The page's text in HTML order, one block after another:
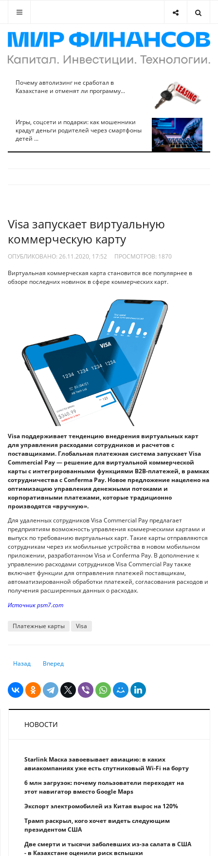
Почему автолизинг не сработал в
Казахстане и отменят ли программу...
Игры, соцсети и подарки: как мошенники
крадут деньги родителей через смартфоны
детей ...
Visa запускает виртуальную
коммерческую карту
ОПУБЛИКОВАНО: 26.11.2020, 17:52 ПРОСМОТРОВ: 1870
Виртуальная коммерческая карта становится все популярнее в
обзоре последних новинок в сфере коммерческих карт.
Visa поддерживает тенденцию внедрения виртуальных карт
для управления расходами сотрудников и расчетов с
поставщиками. Глобальная платежная система запускает Visa
Commercial Pay — решение для виртуальной коммерческой
карты с интегрированными функциями B2B-платежей, в рамках
сотрудничества с Conferma Pay. Новое предложение нацелено на
оптимизацию управления денежными потоками и
корпоративными платежами, которые традиционно
производятся «вручную».
Для удаленных сотрудников Visa Commercial Pay предлагает
предприятиям возможность управления коммерческими картами и
выпуск по требованию виртуальных карт. Такие карты отправляются
сотрудникам через их мобильные устройства в новом мобильном
приложении, разработанном Visa и Conferma Pay. В дополнение к
управлению расходами сотрудников Visa Commercial Pay также
включает функции для отправления платежей поставщикам,
автоматизированной обработки платежей, согласования расходов и
получения расширенных данных о расходах.
Источник psm7.com
Платежные карты Visa
Предыдущий: Евросоюз и США впервые за 20 лет взаимно снизят
Назад Следующий: Tesla начнет выпускать зарядные станции для
Вперед
НОВОСТИ
Starlink Маска завоевывает авиацию: в каких
авиакомпаниях уже есть спутниковый Wi-Fi на борту
6 млн загрузок: почему пользователи переходят на
этот навигатор вместо Google Maps
Экспорт электромобилей из Китая вырос на 120%
Трамп раскрыл, кого хочет видеть следующим
президентом США
Две смерти и тысячи заболевших из-за салата в США
- в Казахстане оценили риск вспышки